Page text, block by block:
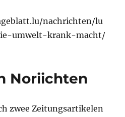
nachrichten/lu
umwelt-krank-macht/
Noriichten
zwee Zeitungsartikelen